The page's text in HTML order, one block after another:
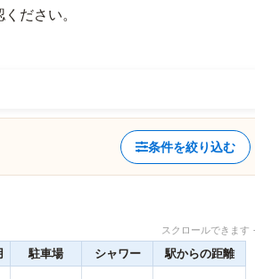
ださい。
条件を絞り込む
スクロールできま
駐車場 シャワー 駅からの距離